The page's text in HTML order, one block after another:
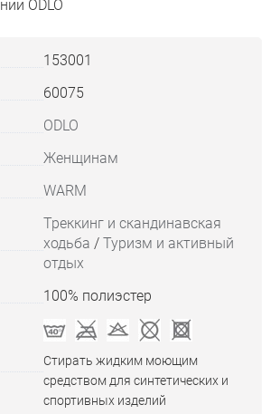
ODLO
153001
60075
ODLO
Женщинам
WARM
Треккинг и скандинавская
ходьба /Туризм и активный
отдых
100% полиэстер
Стирать жидким моющим
средством для синтетических и
спортивных изделий